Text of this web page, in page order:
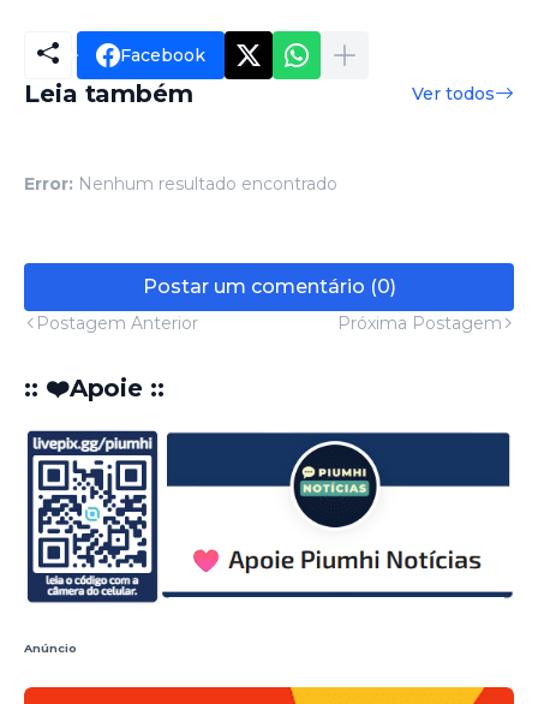
Facebook
Leia também Ver todos
Error: Nenhum resultado encontrado
Postar um comentário (0)
Postagem Anterior Próxima Postagem
:: ❤️Apoie ::
Anúncio